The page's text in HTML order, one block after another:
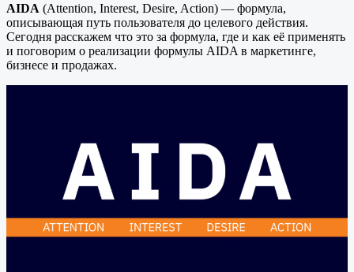
AIDA (Attention, Interest, Desire, Action) — формула,
описывающая путь пользователя до целевого действия.
Сегодня расскажем что это за формула, где и как её применять
и поговорим о реализации формулы AIDA в маркетинге,
бизнесе и продажах.